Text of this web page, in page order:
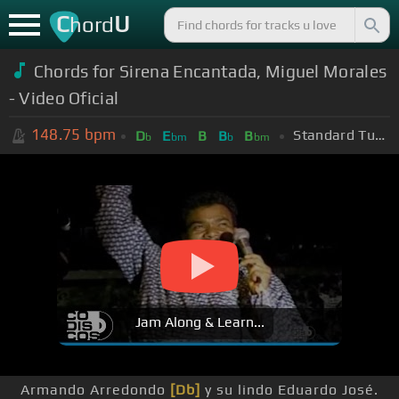
ChordU
Chords for Sirena Encantada, Miguel Morales
- Video Oficial
148.75 bpm Db Ebm B Bb Bbm Standard Tuning (EADGBE)
Jam Along & Learn...
Armando Arredondo [Db] y su lindo Eduardo José.